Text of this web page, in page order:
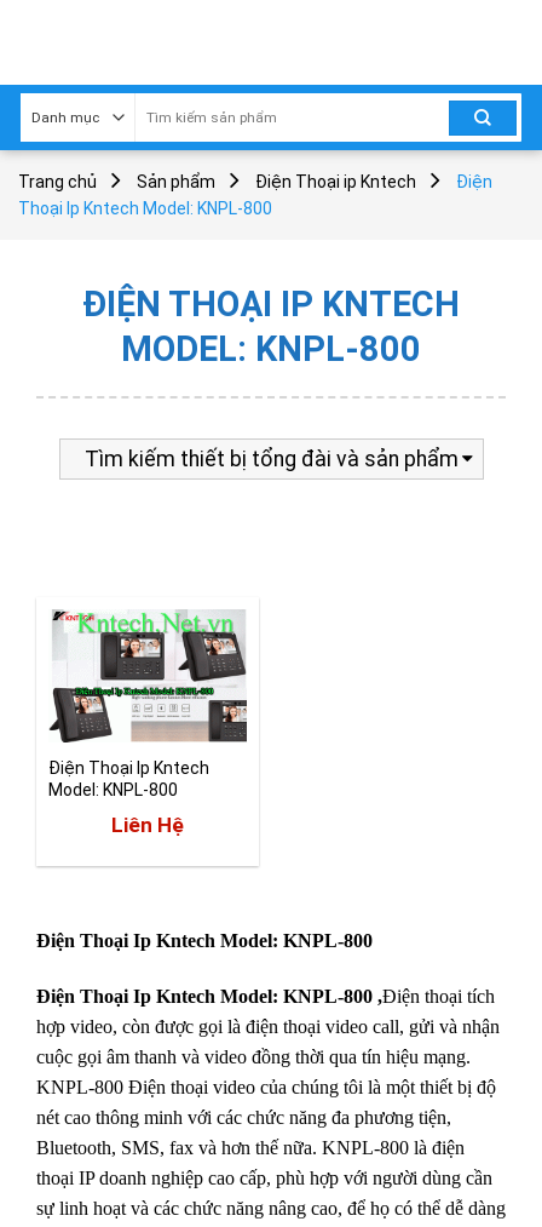
Trang chủ Sản phẩm Điện Thoại ip Kntech
Điện
Thoại Ip Kntech Model: KNPL-800
ĐIỆN THOẠI IP KNTECH
MODEL: KNPL-800
Tìm kiếm thiết bị tổng đài và sản phẩm
Điện Thoại Ip Kntech Model: KNPL-800
Điện Thoại Ip Kntech Model: KNPL-800 ,Điện thoại tích
hợp video, còn được gọi là điện thoại video call, gửi và nhận
cuộc gọi âm thanh và video đồng thời qua tín hiệu mạng.
KNPL-800 Điện thoại video của chúng tôi là một thiết bị độ
nét cao thông minh với các chức năng đa phương tiện,
Bluetooth, SMS, fax và hơn thế nữa. KNPL-800 là điện
thoại IP doanh nghiệp cao cấp, phù hợp với người dùng cần
sự linh hoạt và các chức năng nâng cao, để họ có thể dễ dàng
Điện Thoại Ip Kntech
Model: KNPL-800
Liên Hệ